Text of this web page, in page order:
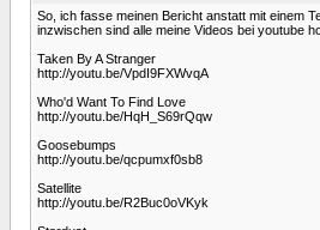
So, ich fasse meinen Bericht anstatt mit einem
inzwischen sind alle meine Videos bei youtube
Taken By A Stranger
http://youtu.be/VpdI9FXWvqA
Who'd Want To Find Love
http://youtu.be/HqH_S69rQqw
Goosebumps
http://youtu.be/qcpumxf0sb8
Satellite
http://youtu.be/R2Buc0oVKyk